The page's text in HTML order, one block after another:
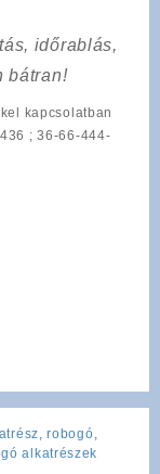
időrablás,
bátran!
kapcsolatban
; 36-66-444-
,robogó,
alkatrészek